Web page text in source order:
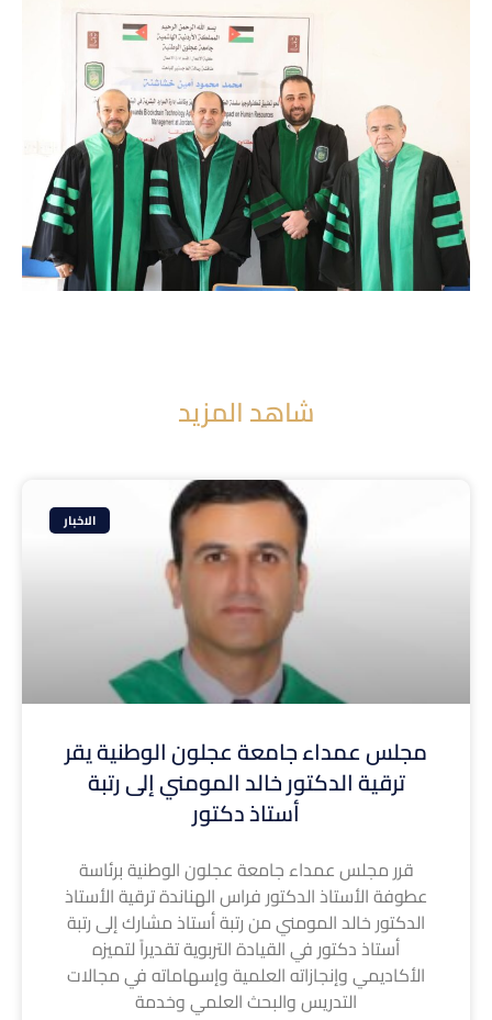
شاهد المزيد
الاخبار
مجلس عمداء جامعة عجلون الوطنية يقر
ترقية الدكتور خالد المومني إلى رتبة
أستاذ دكتور
قرر مجلس عمداء جامعة عجلون الوطنية برئاسة
عطوفة الأستاذ الدكتور فراس الهناندة ترقية الأستاذ
الدكتور خالد المومني من رتبة أستاذ مشارك إلى رتبة
أستاذ دكتور في القيادة التربوية تقديراً لتميزه
الأكاديمي وإنجازاته العلمية وإسهاماته في مجالات
التدريس والبحث العلمي وخدمة